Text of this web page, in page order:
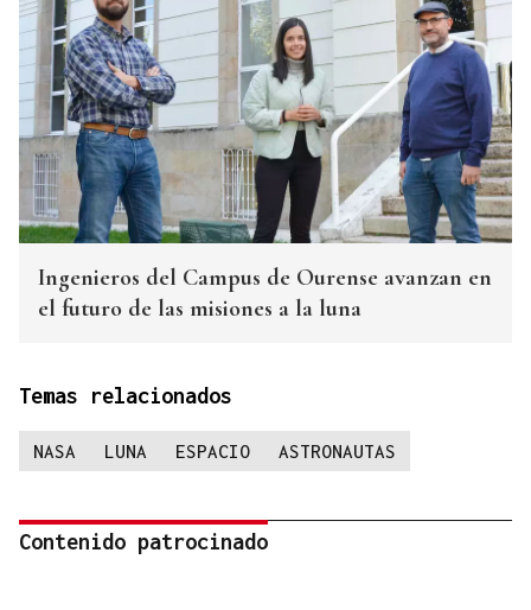
Ingenieros del Campus de Ourense avanzan en
el futuro de las misiones a la luna
Temas relacionados
NASA LUNA ESPACIO ASTRONAUTAS
Contenido patrocinado